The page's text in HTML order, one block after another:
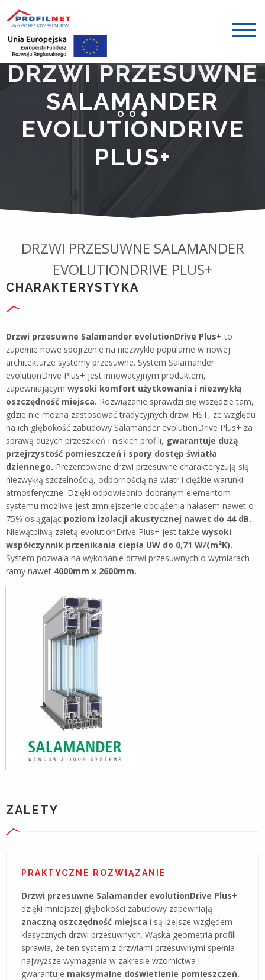
DRZWI PRZESUWNE
SALAMANDER
EVOLUTIONDRIVE
PLUS+
DRZWI PRZESUWNE SALAMANDER
EVOLUTIONDRIVE PLUS+
CHARAKTERYSTYKA
Drzwi przesuwne Salamander evolutionDrive Plus+to
zupełnie nowe spojrzenie na niezwykle popularne w nowej
architekturze systemy przesuwne. System Salamander
evolutionDrive Plus+ jest innowacyjnym produktem,
zapewniającym wysoki komfort użytkowania i niezwykłą
oszczędność miejsca. Rozwiązanie sprawdzi się wszędzie tam,
gdzie nie można zastosować tradycyjnych drzwi HST, ze względu
na ich głębokość zabudowy Salamander evolutionDrive Plus+ za
sprawą dużych przeszkleń i niskich profili, gwarantuje dużą
przejrzystość pomieszczeń i spory dostęp światła
dziennego. Prezentowane drzwi przesuwne charakteryzują się
niezwykłą szczelnością, odpornością na wiatr i ciężkie warunki
atmosferyczne. Dzięki odpowiednio dobranym elementom
systemu możliwe jest zmniejszenie obciążenia hałasem nawet o
75% osiągając poziom izolacji akustycznej nawet do 44 dB.
Niewątpliwą zaletą evolutionDrive Plus+ jest także wysoki
współczynnik przenikania ciepła UW do 0,71 W/(m²K).
System pozwala na wykonanie drzwi przesuwnych o wymiarach
ramy nawet 4000mm x 2600mm.
ZALETY
PRAKTYCZNE ROZWIĄZANIE
Drzwi przesuwne Salamander evolutionDrive Plus+
dzięki mniejszej głębokości zabudowy zapewniają
znaczną oszczędność miejsca i są lżejsze względem
klasycznych drzwi przesuwnych. Wąska geometria profili
sprawia, że ten system z drzwiami przesuwnymi spełnia
najwyższe wymagania w zakresie wzornictwa i
gwarantuje maksymalne doświetlenie pomieszczeń.